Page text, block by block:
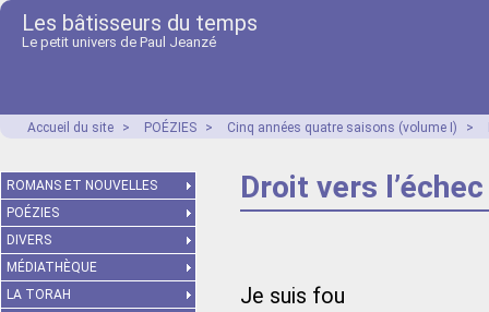
Les bâtisseurs du temps
Le petit univers de Paul Jeanzé
Accueil du site > POÉZIES > Cinq années quatre saisons (volume I) >
Droit vers l’échec
Je suis fou
ROMANS ET NOUVELLES
POÉZIES
DIVERS
MÉDIATHÈQUE
LA TORAH